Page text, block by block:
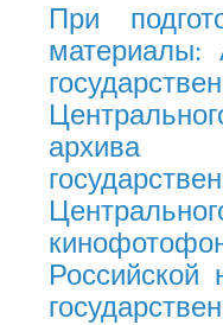
При
архива
Российской